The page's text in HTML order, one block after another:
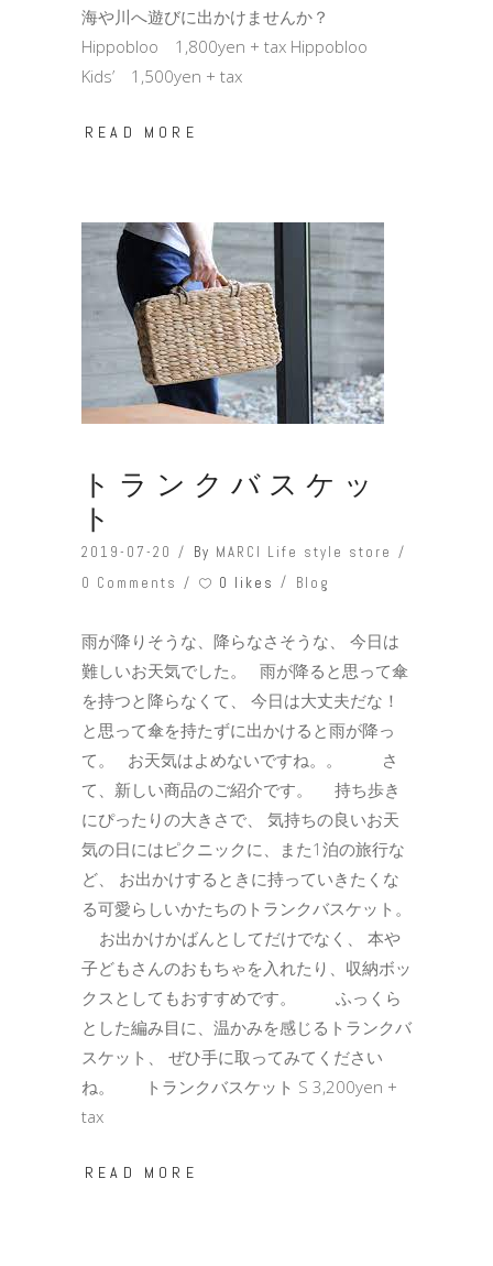
海や川へ遊びに出かけませんか？
Hippobloo 1,800yen + tax Hippobloo
Kids’ 1,500yen + tax
READ MORE
トランクバスケッ
ト
2019-07-20 By MARCI Life style store
0 Comments
0 likes Blog
雨が降りそうな、降らなさそうな、 今日は
難しいお天気でした。 雨が降ると思って傘
を持つと降らなくて、 今日は大丈夫だな！
と思って傘を持たずに出かけると雨が降っ
て。 お天気はよめないですね。。 さ
て、新しい商品のご紹介です。 持ち歩き
にぴったりの大きさで、 気持ちの良いお天
気の日にはピクニックに、また1泊の旅行な
ど、 お出かけするときに持っていきたくな
る可愛らしいかたちのトランクバスケット。
お出かけかばんとしてだけでなく、 本や
子どもさんのおもちゃを入れたり、収納ボッ
クスとしてもおすすめです。 ふっくら
とした編み目に、温かみを感じるトランクバ
スケット、 ぜひ手に取ってみてください
ね。 トランクバスケット S 3,200yen +
tax
READ MORE